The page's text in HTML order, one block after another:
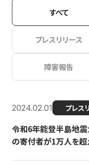
すべて
プレスリリース
障害報告
2024.02.01 プレス
令和6年能登半島地震
の寄付者が1万人を超